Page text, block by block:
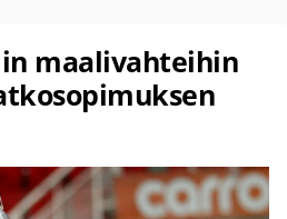
maalivahteihin